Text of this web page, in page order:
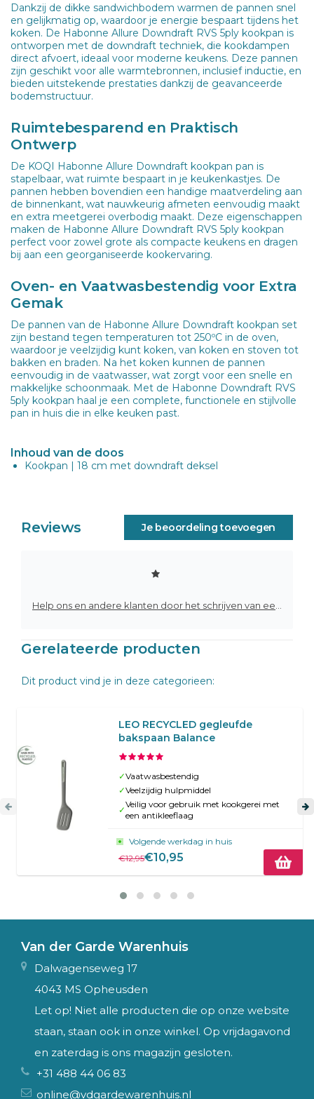
Dankzij de dikke sandwichbodem warmen de pannen snel
en gelijkmatig op, waardoor je energie bespaart tijdens het
koken. De Habonne Allure Downdraft RVS 5ply kookpan is
ontworpen met de downdraft techniek, die kookdampen
direct afvoert, ideaal voor moderne keukens. Deze pannen
zijn geschikt voor alle warmtebronnen, inclusief inductie, en
bieden uitstekende prestaties dankzij de geavanceerde
bodemstructuur.
Ruimtebesparend en Praktisch
Ontwerp
De KOQI Habonne Allure Downdraft kookpan pan is
stapelbaar, wat ruimte bespaart in je keukenkastjes. De
pannen hebben bovendien een handige maatverdeling aan
de binnenkant, wat nauwkeurig afmeten eenvoudig maakt
en extra meetgerei overbodig maakt. Deze eigenschappen
maken de Habonne Allure Downdraft RVS 5ply kookpan
perfect voor zowel grote als compacte keukens en dragen
bij aan een georganiseerde kookervaring.
Oven- en Vaatwasbestendig voor Extra
Gemak
De pannen van de Habonne Allure Downdraft kookpan set
zijn bestand tegen temperaturen tot 250ºC in de oven,
waardoor je veelzijdig kunt koken, van koken en stoven tot
bakken en braden. Na het koken kunnen de pannen
eenvoudig in de vaatwasser, wat zorgt voor een snelle en
makkelijke schoonmaak. Met de Habonne Downdraft RVS
5ply kookpan haal je een complete, functionele en stijlvolle
pan in huis die in elke keuken past.
Inhoud van de doos
Kookpan | 18 cm met downdraft deksel
Reviews Je beoordeling toevoegen
Gerelateerde producten
Dit product vind je in deze categorieen:
LEO RECYCLED gegleufde
bakspaan Balance
✓Vaatwasbestendig
✓Veelzijdig hulpmiddel
✓
Veilig voor gebruik met kookgerei met
een antikleeflaag
Volgende werkdag in huis
€12,95€10,95
Van der Garde Warenhuis
Dalwagenseweg 17
4043 MS Opheusden
Let op! Niet alle producten die op onze website
staan, staan ook in onze winkel. Op vrijdagavond
en zaterdag is ons magazijn gesloten.
+31 488 44 06 83
online@vdgardewarenhuis.nl